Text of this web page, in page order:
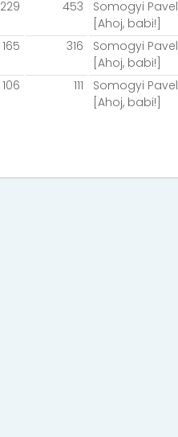
229 453
Somogyi Pavel
[Ahoj, babi!]
165 316
Somogyi Pavel
[Ahoj, babi!]
106 111
Somogyi Pavel
[Ahoj, babi!]